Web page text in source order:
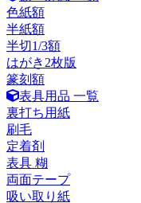
色紙額
半紙額
半切1/3額
はがき2枚版
篆刻額
表具用品 一覧
裏打ち用紙
刷毛
定着剤
表具 糊
両面テープ
吸い取り紙